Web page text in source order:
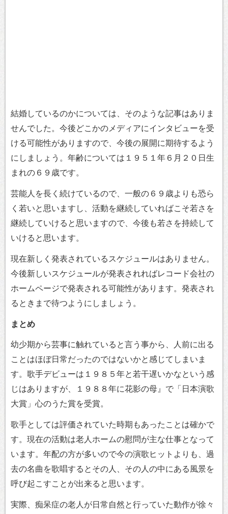
結婚しているのかについては、そのような記事はありま
せんでした。今後どこかのメディアにインタビューを受
ける可能性がありますので、今後の展開に期待するよう
にしましょう。年齢については１９５１年６月２０日生
まれの６９歳です。
芸能人を長く続けているので、一般の６９歳よりも恐ら
く若いと思いますし、活動を継続していればこそ若さを
継続していけると思いますので、今後も若さを持続して
いけると思います。
現在新しく発表されているスケジュールはありません。
今後新しいスケジュールが発表されればレコード会社の
ホームページで発表される可能性があります。発表され
るときまで待つようにしましょう。
まとめ
幼少期から芸事に触れていると言う事から、人前に出る
ことはほぼ日常だったのではないかと感じてしまいま
す。歌手デビューは１９８５年と若干遅いかなという感
じはありますが、１９８８年に花影の母』で「日本演歌
大賞」心のうた賞を受賞。
歌手としては評価されていた時期もあったことは確かで
す。現在の活動は老人ホームの慰問が主な仕事となって
います。年配の方が多いので今の演歌ヒットよりも、過
去の名曲を歌唱するとその人、その人の中にある風景を
呼び起こすことが出来ると思います。
実際、痴呆症の老人が日常自然と行っていた動作が徐々